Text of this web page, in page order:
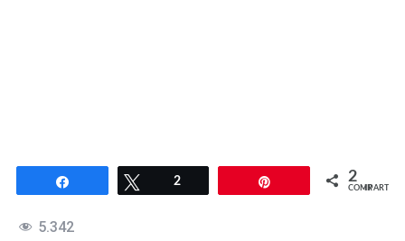
Compartir Twittear
2 2
COMPARTIR
5.342